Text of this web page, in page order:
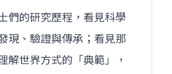
們的研究歷程，看見科學
現、驗證與傳承；看見那
解世界方式的「典範」，